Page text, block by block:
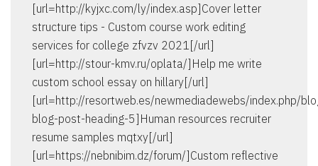
[url=http://kyjxc.com/ly/index.asp]Cover letter
structure tips - Custom course work editing
services for college zfvzv 2021[/url]
[url=http://stour-kmv.ru/oplata/]Help me write
custom school essay on hillary[/url]
[url=http://resortweb.es/newmediadewebs/index.php/
blog-post-heading-5]Human resources recruiter
resume samples mqtxy[/url]
[url=https://nebnibim.dz/forum/]Custom reflective